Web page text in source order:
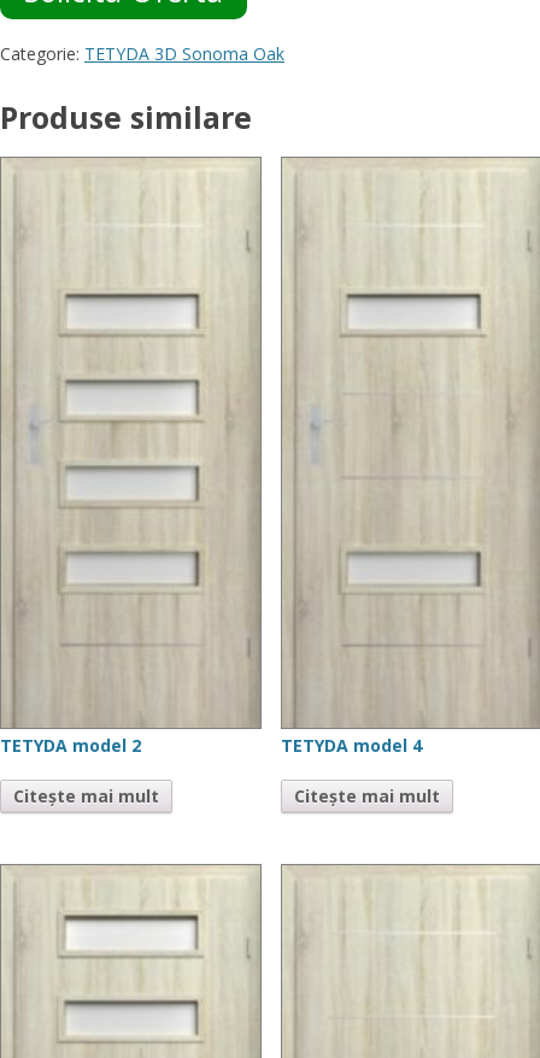
Categorie: TETYDA 3D Sonoma Oak
Produse similare
TETYDA model 2
Citește mai mult
TETYDA model 4
Citește mai mult